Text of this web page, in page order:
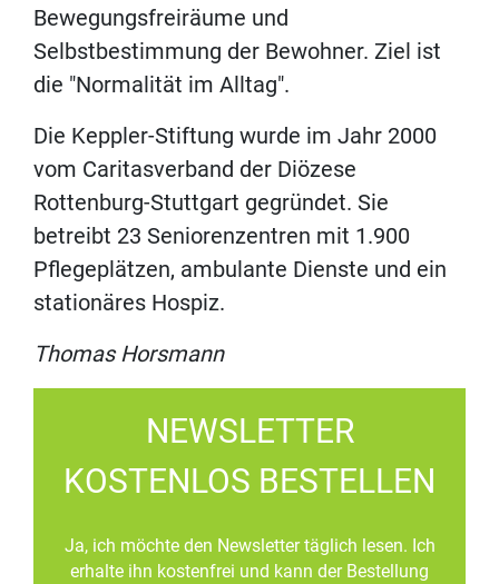
Bewegungsfreiräume und
Selbstbestimmung der Bewohner. Ziel ist
die "Normalität im Alltag".
Die Keppler-Stiftung wurde im Jahr 2000
vom Caritasverband der Diözese
Rottenburg-Stuttgart gegründet. Sie
betreibt 23 Seniorenzentren mit 1.900
Pflegeplätzen, ambulante Dienste und ein
stationäres Hospiz.
Thomas Horsmann
NEWSLETTER
KOSTENLOS BESTELLEN
Ja, ich möchte den Newsletter täglich lesen. Ich
erhalte ihn kostenfrei und kann der Bestellung